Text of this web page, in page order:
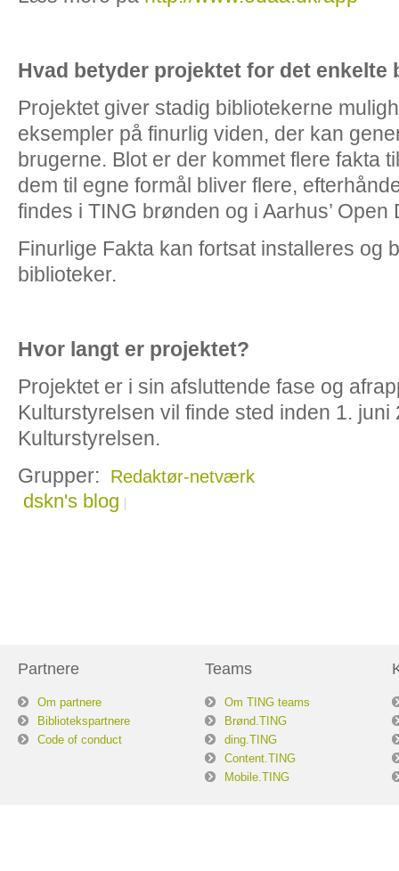
Hvad betyder projektet for det enkelte
Projektet giver stadig bibliotekerne
eksempler på finurlig viden, der kan
brugerne. Blot er der kommet flere fakta
dem til egne formål bliver flere,
findes i TING brønden og i Aarhus’ Open
Finurlige Fakta kan fortsat installeres og
biblioteker.
Hvor langt er projektet?
Projektet er i sin afsluttende fase og
Kulturstyrelsen vil finde sted inden 1.
Kulturstyrelsen.
Grupper:
Redaktør-netværk
dskn's blog
Partnere
Om partnere
Bibliotekspartnere
Code of conduct
Teams
Om TING teams
Brønd.TING
ding.TING
Content.TING
Mobile.TING